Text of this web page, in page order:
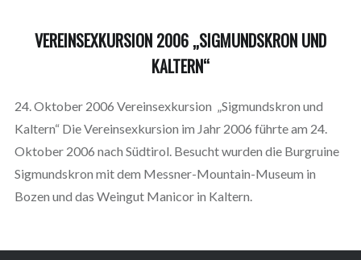
VEREINSEXKURSION 2006 „SIGMUNDSKRON UND
KALTERN“
24. Oktober 2006 Vereinsexkursion „Sigmundskron und
Kaltern“ Die Vereinsexkursion im Jahr 2006 führte am 24.
Oktober 2006 nach Südtirol. Besucht wurden die Burgruine
Sigmundskron mit dem Messner-Mountain-Museum in
Bozen und das Weingut Manicor in Kaltern.